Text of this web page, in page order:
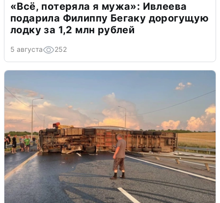
«Всё, потеряла я мужа»: Ивлеева
подарила Филиппу Бегаку дорогущую
лодку за 1,2 млн рублей
5 августа 252